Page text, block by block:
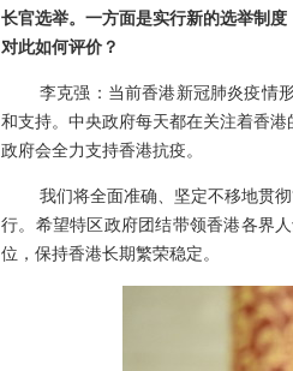
长官选举。一方面是实行新的选举制
对此如何评价？
李克强：当前香港新冠肺炎疫情
和支持。中央政府每天都在关注着香
政府会全力支持香港抗疫。
我们将全面准确、坚定不移地贯
行。希望特区政府团结带领香港各界
位，保持香港长期繁荣稳定。